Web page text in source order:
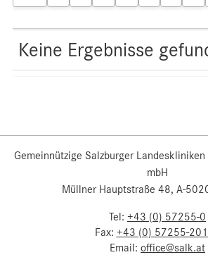
Keine Ergebnisse
Gemeinnützige Salzburger
mbH
Müllner Hauptstraße 48, A-
Tel: +43 (0) 57255-0
Fax: +43 (0) 57255-
Email: office@salk.at